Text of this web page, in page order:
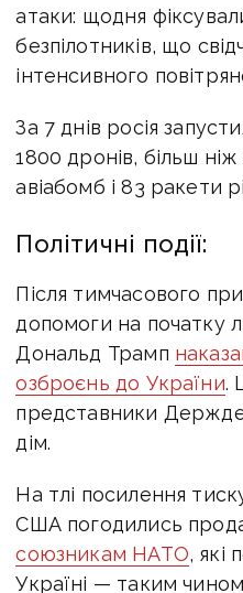
атаки: щодня
безпілотників, що
інтенсивного
За 7 днів росія
1800 дронів, більш
авіабомб і 83 ракети
Політичні події:
Після тимчасового
допомоги на початку
Дональд Трамп
озброєнь до України.
представники
дім.
На тлі посилення
США погодились
союзникам НАТО, які
Україні — таким